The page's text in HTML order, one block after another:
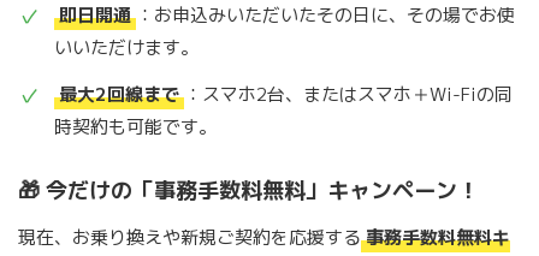
即日開通 ：お申込みいただいたその日に、その場でお使
いいただけます。
最大2回線まで ：スマホ2台、またはスマホ＋Wi-Fiの同
時契約も可能です。
🎁 今だけの「事務手数料無料」キャンペーン！
現在、お乗り換えや新規ご契約を応援する 事務手数料無料キ